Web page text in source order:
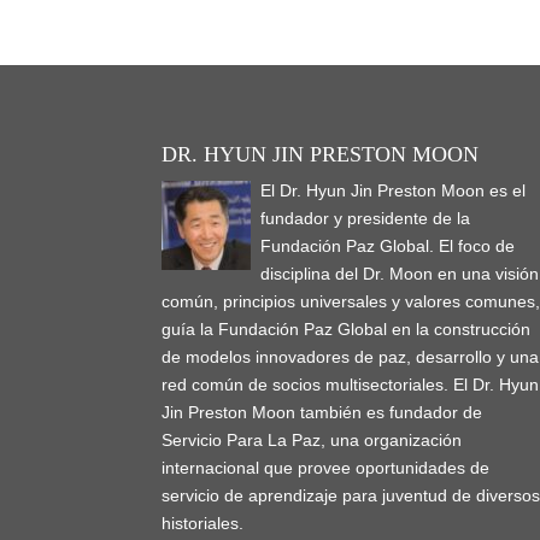
DR. HYUN JIN PRESTON MOON
El Dr. Hyun Jin Preston Moon es el
fundador y presidente de la
Fundación Paz Global. El foco de
disciplina del Dr. Moon en una visión
común, principios universales y valores comunes,
guía la Fundación Paz Global en la construcción
de modelos innovadores de paz, desarrollo y una
red común de socios multisectoriales. El Dr. Hyun
Jin Preston Moon también es fundador de
Servicio Para La Paz, una organización
internacional que provee oportunidades de
servicio de aprendizaje para juventud de diversos
historiales.